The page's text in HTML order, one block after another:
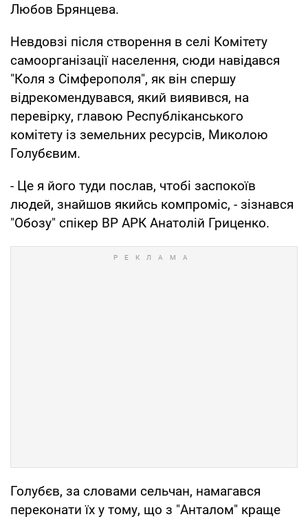
Любов Брянцева.
Невдовзі після створення в селі Комітету
самоорганізації населення, сюди навідався
"Коля з Сімферополя", як він спершу
відрекомендувався, який виявився, на
перевірку, главою Республіканського
комітету із земельних ресурсів, Миколою
Голубєвим.
- Це я його туди послав, чтобі заспокоїв
людей, знайшов якийсь компроміс, - зізнався
"Обозу" спікер ВР АРК Анатолій Гриценко.
Голубєв, за словами сельчан, намагався
переконати їх у тому, що з "Анталом" краще